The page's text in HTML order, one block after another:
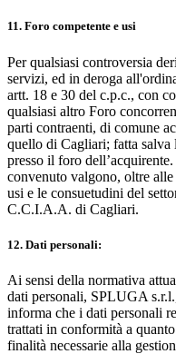
11. Foro competente e usi
Per qualsiasi controversia
servizi, ed in deroga
artt. 18 e 30 del c.p.c., con
qualsiasi altro Foro
parti contraenti, di comune
quello di Cagliari; fatta
presso il foro
convenuto valgono, oltre
usi e le consuetudini del
C.C.I.A.A. di Cagliari.
12. Dati personali:
Ai sensi della normativa
dati personali, SPLUGA
informa che i dati personali
trattati in conformità a
finalità necessarie alla